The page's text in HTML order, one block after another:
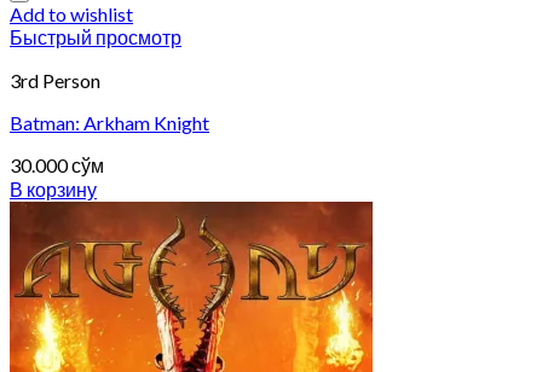
Add to wishlist
Быстрый просмотр
3rd Person
Batman: Arkham Knight
30.000сўм
В корзину